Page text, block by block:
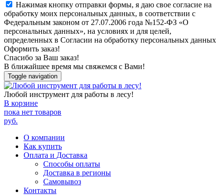
Нажимая кнопку отправки формы, я даю свое согласие на
обработку моих персональных данных, в соответствии с
Федеральным законом от 27.07.2006 года №152-ФЗ «О
персональных данных», на условиях и для целей,
определенных в Согласии на обработку персональных данных
Оформить заказ!
Спасибо за Ваш заказ!
В ближайшее время мы свяжемся с Вами!
Toggle navigation
Любой инструмент для работы в лесу!
В корзине
пока нет товаров
руб.
О компании
Как купить
Оплата и Доставка
Способы оплаты
Доставка в регионы
Самовывоз
Контакты